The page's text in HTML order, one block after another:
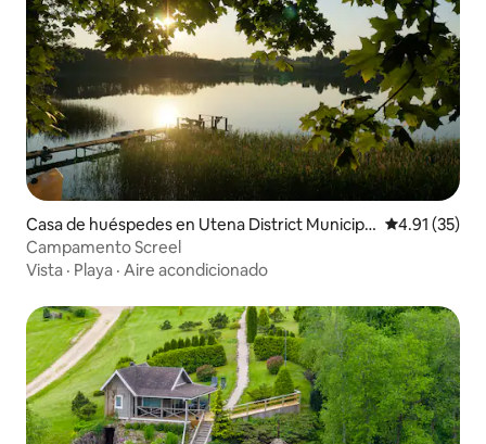
Casa de huéspedes en Utena District Municipal
ity
Calificación
4.91 (35)
Campamento Screel
Vista · Playa · Aire acondicionado